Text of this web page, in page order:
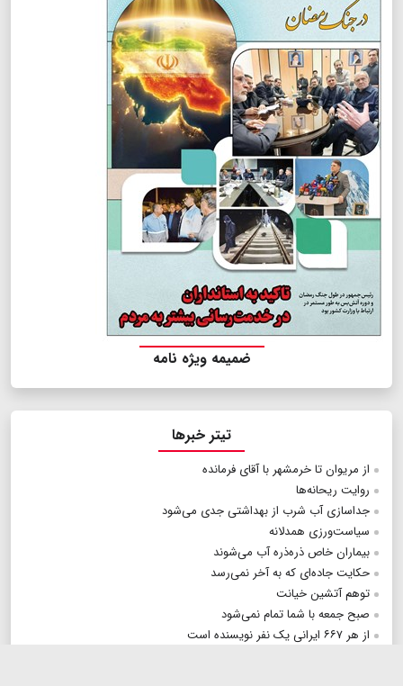
ضمیمه ویژه نامه
تیتر خبرها
از مریوان تا خرمشهر با آقای فرمانده
روایت ریحانه‌ها
جداسازی آب شرب از بهداشتی جدی می‌شود
سیاست‌ورزی همدلانه
بیماران خاص ذره‌ذره آب می‌شوند
حکایت جاده‌ای که به آخر نمی‌رسد
توهم آتشین خیانت
صبح جمعه با شما تمام نمی‌شود
از هر ۶۶۷ ایرانی یک نفر نویسنده است